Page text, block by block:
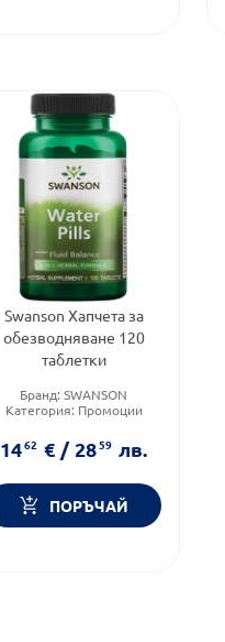
Swanson Хапчета за
обезводняване 120
таблетки
Бранд:SWANSON
Категория: Промоции
1462 € / 2859 лв.
ПОРЪЧАЙ